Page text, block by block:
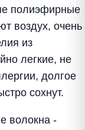
полиэфирные
воздух, очень
из
легкие, не
долгое
сохнут.
волокна -